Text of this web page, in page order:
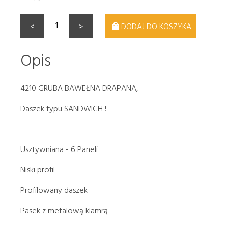
< > DODAJ DO KOSZYKA
Opis
4210 GRUBA BAWEŁNA DRAPANA,
Daszek typu SANDWICH !
Usztywniana - 6 Paneli
Niski profil
Profilowany daszek
Pasek z metalową klamrą